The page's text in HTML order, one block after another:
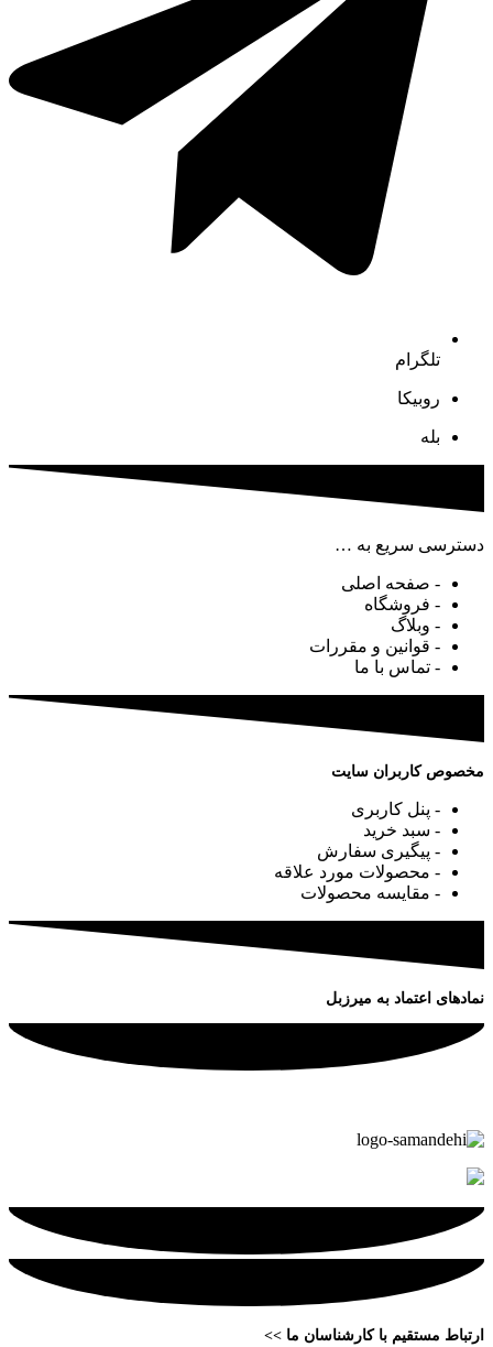
تلگرام
روبیکا
بله
دسترسی سریع به …
- صفحه اصلی
- فروشگاه
- وبلاگ
- قوانین و مقررات
- تماس با ما
مخصوص کاربران سایت
- پنل کاربری
- سبد خرید
- پیگیری سفارش
- محصولات مورد علاقه
- مقایسه محصولات
نمادهای اعتماد به میرزبل
ارتباط مستقیم با کارشناسان ما >>